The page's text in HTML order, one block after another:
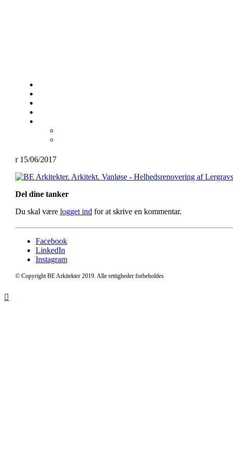
15/06/2017
Del dine tanker
Du skal være logget ind for at skrive en kommentar.
Facebook
LinkedIn
Instagram
© Copyright BE Arkitekter 2019. Alle rettigheder forbeholdes